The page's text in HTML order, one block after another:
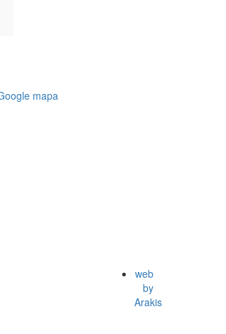
web
by
Arakis